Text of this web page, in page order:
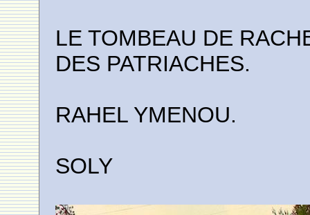
LE TOMBEAU DE
DES PATRIACHES.
RAHEL YMENOU.
SOLY